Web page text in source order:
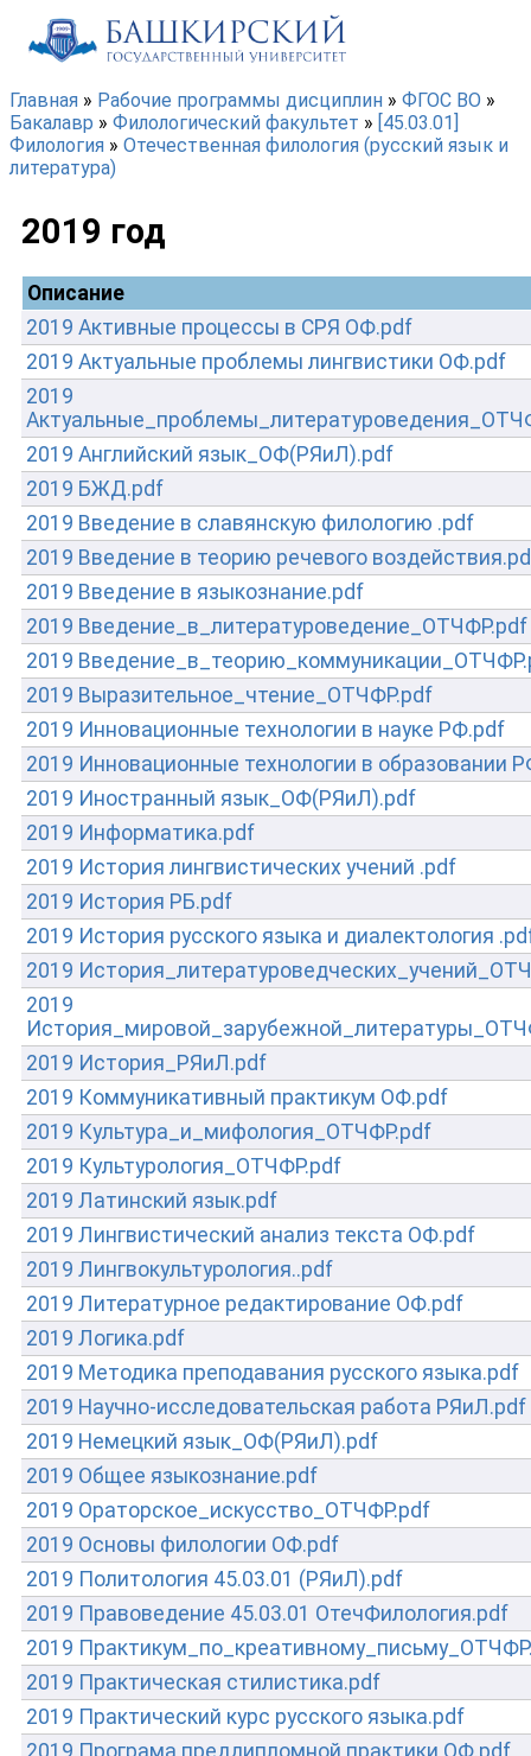
Перейти к основному содержанию
Вы здесь
Главная » Рабочие программы дисциплин » ФГОС ВО »
Бакалавр » Филологический факультет » [45.03.01]
Филология » Отечественная филология (русский язык и
литература)
2019 год
Описание
2019 Активные процессы в СРЯ ОФ.pdf
2019 Актуальные проблемы лингвистики ОФ.pdf
2019
2019 Английский язык_ОФ(РЯиЛ).pdf
2019 БЖД.pdf
2019 Введение в славянскую филологию .pdf
2019 Введение в теорию речевого
2019 Введение в языкознание.pdf
2019 Введение_в_литературоведение_ОТЧФР.pdf
2019
2019 Выразительное_чтение_ОТЧФР.pdf
2019 Инновационные технологии в науке РФ.pdf
2019 Инновационные технологии в образовании
2019 Иностранный язык_ОФ(РЯиЛ).pdf
2019 Информатика.pdf
2019 История лингвистических учений .pdf
2019 История РБ.pdf
2019 История русского языка и диалектология
2019
2019
2019 История_РЯиЛ.pdf
2019 Коммуникативный практикум ОФ.pdf
2019 Культура_и_мифология_ОТЧФР.pdf
2019 Культурология_ОТЧФР.pdf
2019 Латинский язык.pdf
2019 Лингвистический анализ текста ОФ.pdf
2019 Лингвокультурология..pdf
2019 Литературное редактирование ОФ.pdf
2019 Логика.pdf
2019 Методика преподавания русского языка.pdf
2019 Научно-исследовательская работа РЯиЛ.pdf
2019 Немецкий язык_ОФ(РЯиЛ).pdf
2019 Общее языкознание.pdf
2019 Ораторское_искусство_ОТЧФР.pdf
2019 Основы филологии ОФ.pdf
2019 Политология 45.03.01 (РЯиЛ).pdf
2019 Правоведение 45.03.01 ОтечФилология.pdf
2019
2019 Практическая стилистика.pdf
2019 Практический курс русского языка.pdf